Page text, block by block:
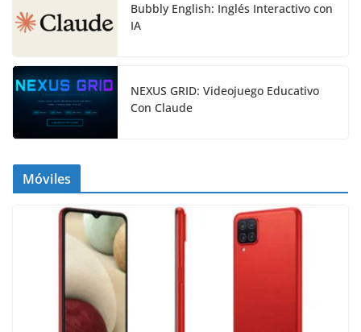
Bubbly English: Inglés Interactivo con
IA
NEXUS GRID: Videojuego Educativo
Con Claude
Móviles